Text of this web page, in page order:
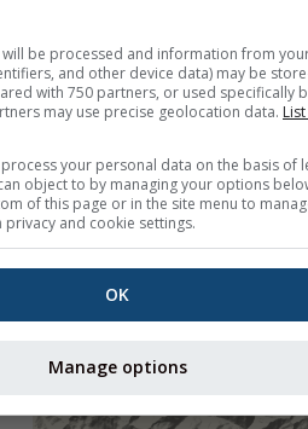
be processed and information from
and other device data) may be
with 750 partners, or used specifically
may use precise geolocation data.
your personal data on the basis of
object to by managing your options
of this page or in the site menu to
and cookie settings.
OK
Manage options